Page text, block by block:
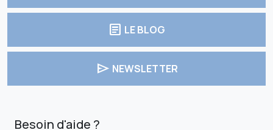
article LE BLOG
send NEWSLETTER
Besoin d'aide ?